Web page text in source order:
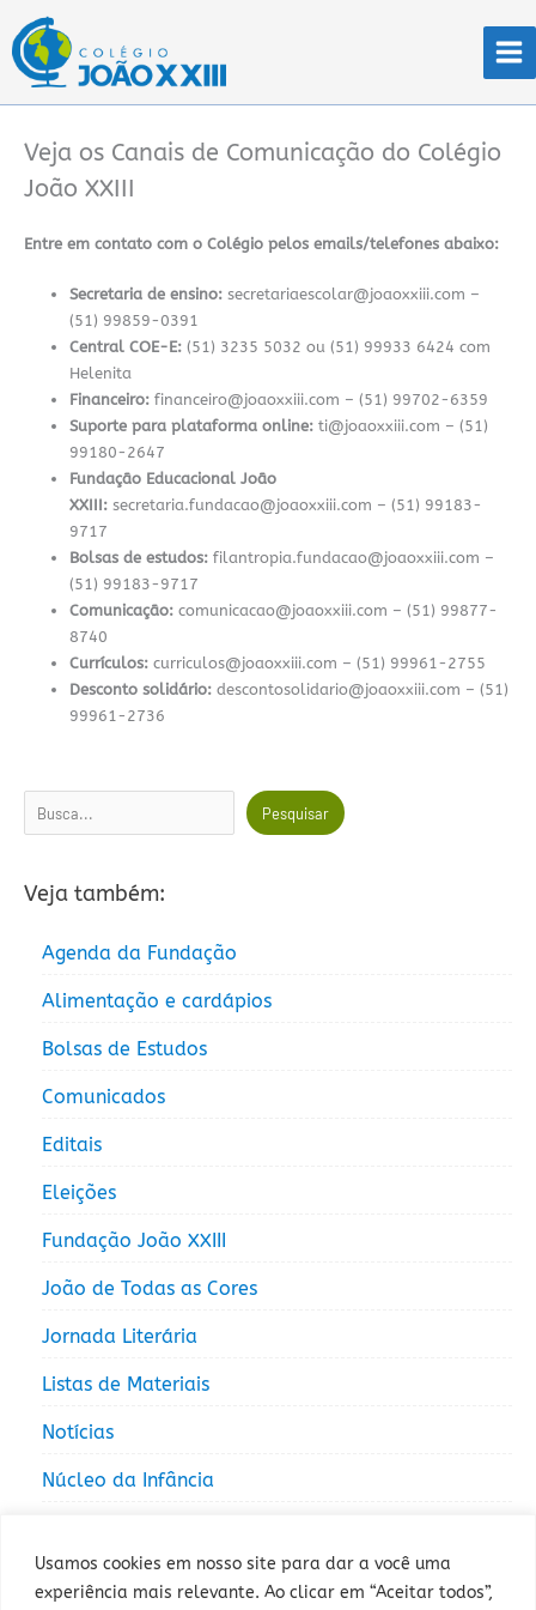
Usamos cookies em nosso site para dar a você uma
experiência mais relevante. Ao clicar em “Aceitar todos”,
para
conteúdo
Veja os Canais de Comunicação do Colégio
João XXIII
Entre em contato com o Colégio pelos emails/telefones abaixo:
Secretaria de ensino: secretariaescolar@joaoxxiii.com –
(51) 99859-0391
Central COE-E: (51) 3235 5032 ou (51) 99933 6424 com
Helenita
Financeiro: financeiro@joaoxxiii.com – (51) 99702-6359
Suporte para plataforma online: ti@joaoxxiii.com – (51)
99180-2647
Fundação Educacional João
XXIII: secretaria.fundacao@joaoxxiii.com – (51) 99183-
9717
Bolsas de estudos: filantropia.fundacao@joaoxxiii.com –
(51) 99183-9717
Comunicação: comunicacao@joaoxxiii.com – (51) 99877-
8740
Currículos: curriculos@joaoxxiii.com – (51) 99961-2755
Desconto solidário: descontosolidario@joaoxxiii.com – (51)
99961-2736
Pesquisar Pesquisar
Veja também:
Agenda da Fundação
Alimentação e cardápios
Bolsas de Estudos
Comunicados
Editais
Eleições
Fundação João XXIII
João de Todas as Cores
Jornada Literária
Listas de Materiais
Notícias
Núcleo da Infância